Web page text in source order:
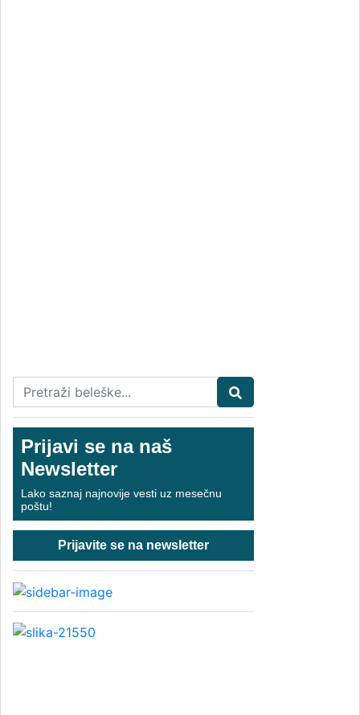
Prijavi se na naš
Newsletter
Lako saznaj najnovije vesti uz mesečnu
poštu!
Prijavite se na newsletter